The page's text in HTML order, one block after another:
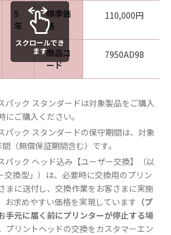
5
年
標準価
格
110,000円
商品コ
ード
7950AD98
スクロールでき
ます
パック スタンダードは対象製品をご購入
にご購入ください。
パック スタンダードの保守期間は、対象
（無償保証期間含む）です。
パック ヘッド込み【ユーザー交換】（以
交換型」）は、必要時に交換用のプリン
まに送付し、交換作業をお客さまに実施
お求めやすい価格を実現しています （プ
手元に届く前にプリンターが停止する場
プリントヘッドの交換をカスタマーエン